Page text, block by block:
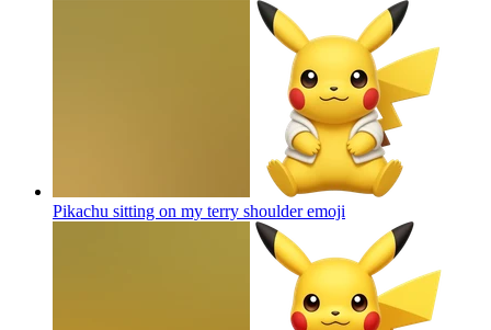
Pikachu sitting on my terry shoulderemoji